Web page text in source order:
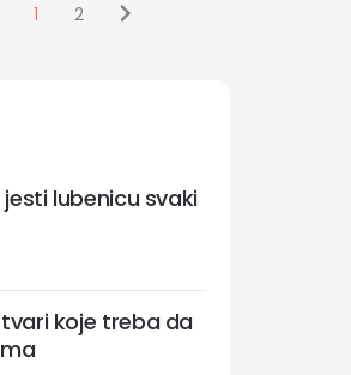
1 2
lubenicu svaki
koje treba da